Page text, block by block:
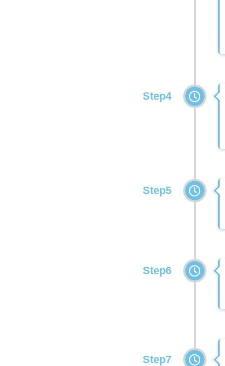
Step4
Step5
Step6
Step7